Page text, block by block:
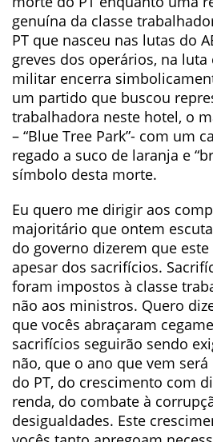
genuína da classe
PT que nasceu nas lutas do
greves dos operários, na
militar encerra
um partido que buscou
trabalhadora neste hotel, o
– “Blue Tree Park”- com um
regado a suco de laranja e
símbolo desta morte.
Eu quero me dirigir aos
majoritário que ontem
do governo dizerem que
apesar dos sacrifícios.
foram impostos à classe
não aos ministros. Quero
que vocês abraçaram
sacrifícios seguirão sendo
não, que o ano que vem
do PT, do crescimento com
renda, do combate à
desigualdades. Este